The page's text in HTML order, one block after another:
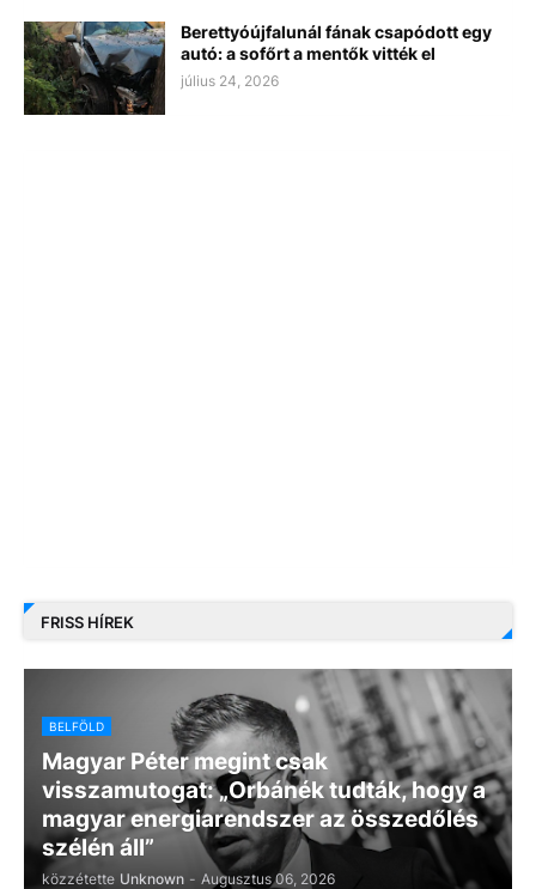
Berettyóújfalunál fának csapódott egy
autó: a sofőrt a mentők vitték el
július 24, 2026
FRISS HÍREK
BELFÖLD
Magyar Péter megint csak
visszamutogat: „Orbánék tudták, hogy a
magyar energiarendszer az összedőlés
szélén áll”
közzétette Unknown - Augusztus 06, 2026